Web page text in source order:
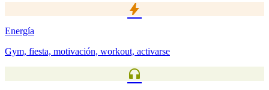
bolt
Energía
Gym, fiesta, motivación, workout, activarse
headphones